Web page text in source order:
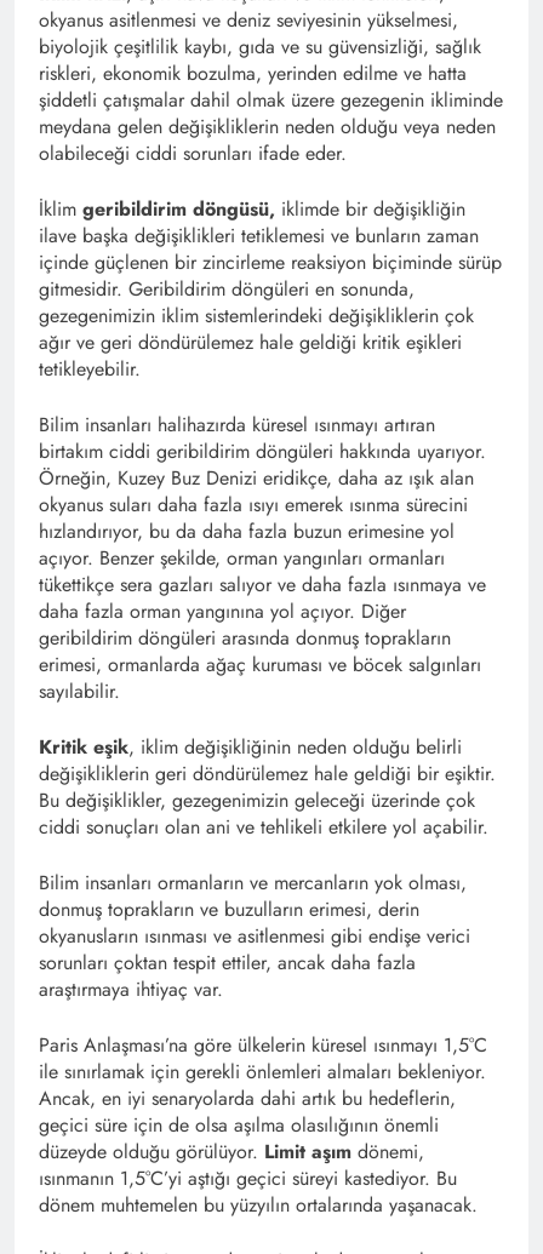
okyanus asitlenmesi ve deniz seviyesinin yükselmesi,
biyolojik çeşitlilik kaybı, gıda ve su güvensizliği, sağlık
riskleri, ekonomik bozulma, yerinden edilme ve hatta
şiddetli çatışmalar dahil olmak üzere gezegenin ikliminde
meydana gelen değişikliklerin neden olduğu veya neden
olabileceği ciddi sorunları ifade eder.
İklim geribildirim döngüsü, iklimde bir değişikliğin
ilave başka değişiklikleri tetiklemesi ve bunların zaman
içinde güçlenen bir zincirleme reaksiyon biçiminde sürüp
gitmesidir. Geribildirim döngüleri en sonunda,
gezegenimizin iklim sistemlerindeki değişikliklerin çok
ağır ve geri döndürülemez hale geldiği kritik eşikleri
tetikleyebilir.
Bilim insanları halihazırda küresel ısınmayı artıran
birtakım ciddi geribildirim döngüleri hakkında uyarıyor.
Örneğin, Kuzey Buz Denizi eridikçe, daha az ışık alan
okyanus suları daha fazla ısıyı emerek ısınma sürecini
hızlandırıyor, bu da daha fazla buzun erimesine yol
açıyor. Benzer şekilde, orman yangınları ormanları
tükettikçe sera gazları salıyor ve daha fazla ısınmaya ve
daha fazla orman yangınına yol açıyor. Diğer
geribildirim döngüleri arasında donmuş toprakların
erimesi, ormanlarda ağaç kuruması ve böcek salgınları
sayılabilir.
Kritik eşik, iklim değişikliğinin neden olduğu belirli
değişikliklerin geri döndürülemez hale geldiği bir eşiktir.
Bu değişiklikler, gezegenimizin geleceği üzerinde çok
ciddi sonuçları olan ani ve tehlikeli etkilere yol açabilir.
Bilim insanları ormanların ve mercanların yok olması,
donmuş toprakların ve buzulların erimesi, derin
okyanusların ısınması ve asitlenmesi gibi endişe verici
sorunları çoktan tespit ettiler, ancak daha fazla
araştırmaya ihtiyaç var.
Paris Anlaşması’na göre ülkelerin küresel ısınmayı 1,5°C
ile sınırlamak için gerekli önlemleri almaları bekleniyor.
Ancak, en iyi senaryolarda dahi artık bu hedeflerin,
geçici süre için de olsa aşılma olasılığının önemli
düzeyde olduğu görülüyor. Limit aşım dönemi,
ısınmanın 1,5°C’yi aştığı geçici süreyi kastediyor. Bu
dönem muhtemelen bu yüzyılın ortalarında yaşanacak.